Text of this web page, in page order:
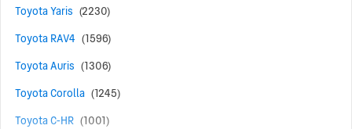
Toyota Yaris (2230)
Toyota RAV4 (1596)
Toyota Auris (1306)
Toyota Corolla (1245)
Toyota C-HR (1001)